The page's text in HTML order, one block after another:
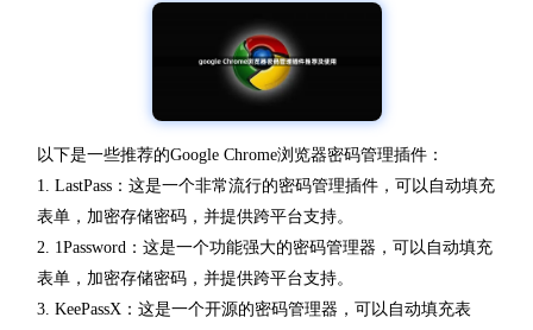
以下是一些推荐的Google Chrome浏览器密码管理插件：
1. LastPass：这是一个非常流行的密码管理插件，可以自动填充
表单，加密存储密码，并提供跨平台支持。
2. 1Password：这是一个功能强大的密码管理器，可以自动填充
表单，加密存储密码，并提供跨平台支持。
3. KeePassX：这是一个开源的密码管理器，可以自动填充表